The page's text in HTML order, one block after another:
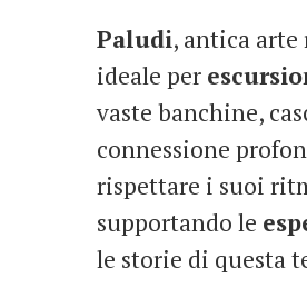
Paludi, antica arte
ideale per
vaste banchine,
connessione
rispettare i suoi
supportando le
le storie di questa